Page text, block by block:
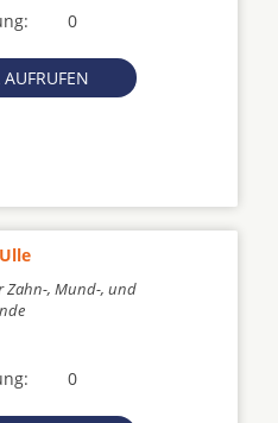
0
AUFRUFEN
Zahn-, Mund-, und
0